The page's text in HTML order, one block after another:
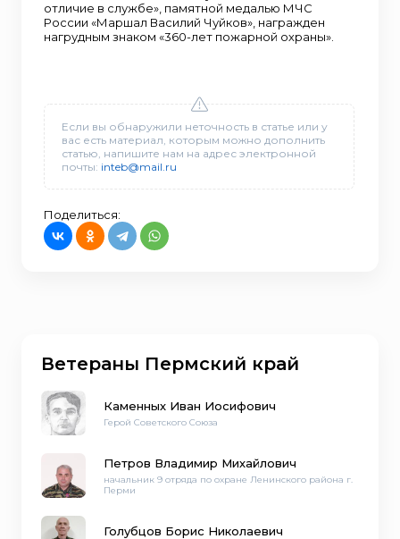
отличие в службе», памятной медалью МЧС
России «Маршал Василий Чуйков», награжден
нагрудным знаком «360-лет пожарной охраны».
Если вы обнаружили неточность в статье или у
вас есть материал, которым можно дополнить
статью, напишите нам на адрес электронной
почты: inteb@mail.ru
Поделиться:
Ветераны Пермский край
Каменных Иван Иосифович
Герой Советского Союза
Петров Владимир Михайлович
начальник 9 отряда по охране Ленинского района г.
Перми
Голубцов Борис Николаевич